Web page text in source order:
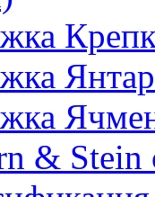
& Stein